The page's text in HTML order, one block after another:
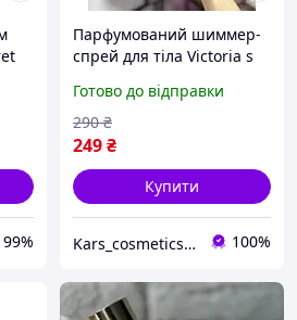
99%
Парфумований шиммер-
спрей для тіла Victoria s
Shimmer
Готово до відправки
249₴
290 ₴
Купити
Kars_cosmeticsss 100%